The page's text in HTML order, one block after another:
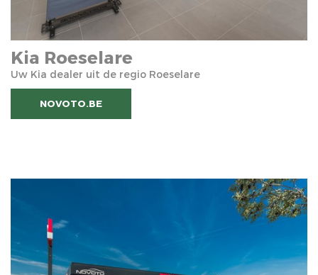
Kia Roeselare
Uw Kia dealer uit de regio Roeselare
NOVOTO.BE